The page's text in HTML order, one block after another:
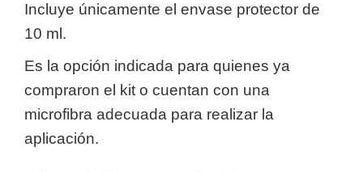
Incluye únicamente el envase protector de
10 ml.
Es la opción indicada para quienes ya
compraron el kit o cuentan con una
microfibra adecuada para realizar la
aplicación.